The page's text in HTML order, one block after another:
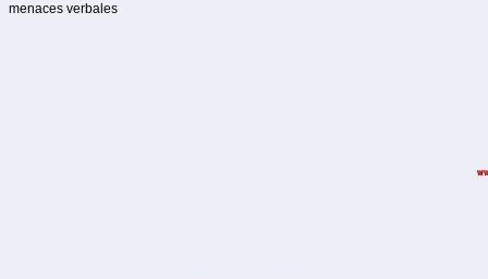
menaces verbales